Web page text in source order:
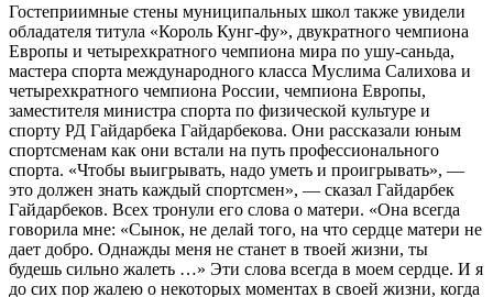
Гостеприимные стены муниципальных школ также увидели
обладателя титула «Король Кунг-фу», двукратного чемпиона
Европы и четырехкратного чемпиона мира по ушу-саньда,
мастера спорта международного класса Муслима Салихова и
четырехкратного чемпиона России, чемпиона Европы,
заместителя министра спорта по физической культуре и
спорту РД Гайдарбека Гайдарбекова. Они рассказали юным
спортсменам как они встали на путь профессионального
спорта. «Чтобы выигрывать, надо уметь и проигрывать», —
это должен знать каждый спортсмен», — сказал Гайдарбек
Гайдарбеков. Всех тронули его слова о матери. «Она всегда
говорила мне: «Сынок, не делай того, на что сердце матери не
дает добро. Однажды меня не станет в твоей жизни, ты
будешь сильно жалеть …» Эти слова всегда в моем сердце. И я
до сих пор жалею о некоторых моментах в своей жизни, когда